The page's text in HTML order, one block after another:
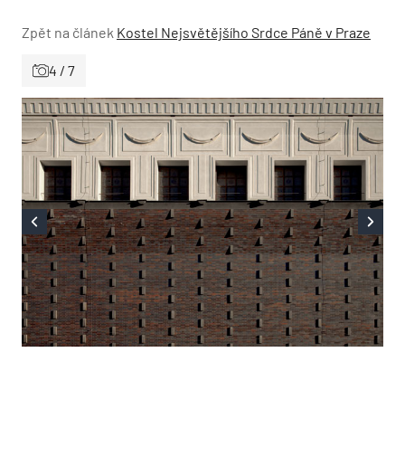
Zpět na článek Kostel Nejsvětějšího Srdce Páně v Praze
4 / 7